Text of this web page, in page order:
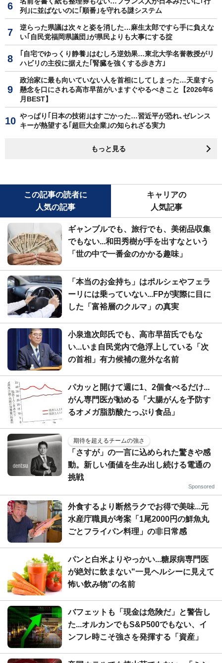
列｣に並ばないのに｢順番｣を守れる謎システム
逆らった県議は次々と姿を消した…麻生太郎ですら手に負えな
い｢自民党福岡県議団｣が県民よりも大事にする掟
｢自宅でゆっくり静養｣はむしろ逆効果…東北大学名誉教授がリ
ハビリの主役に据えた｢腎臓を強くする歩き方｣
政治家に最も向いていない人を首相にしてしまった…天皇すら
懸念を口にされる高市早苗がいますぐやるべきこと【2026年6
月BEST】
やっぱり｢日本の技術｣はすごかった…習近平が恐れ､ゼレンス
キーが熱望する｢超巨大企業｣の知られざる実力
もっと見る
この記事の読者に
人気の記事
キャリアの
人気記事
ギャンブルでも、旅行でも、美術品収集
でもない...和田秀樹が手を出すなという
「世の中で一番金のかかる趣味」
「本当のお金持ち」はポルシェやフェラ
ーリには乗っていない...FPが実際に目に
した「富裕層のクルマ」の真実
小泉進次郎氏でも、高市早苗氏でもな
い...いま自民党内で急浮上している「次
の首相」有力候補の意外な名前
パカッと開けて週に1、2個食べるだけ...
がん専門医が勧める「大腸がんを予防す
るオメガ脂肪酸たっぷり食品」
期待を超えるチームの強さ
「さすが」の一言に込められた驚きや感
動。新しい価値を生み出し続ける電通の
挑戦
Sponsored
外食するより断然ラクでお得で美味...元
水産庁職員が考案「1尾2000円の鮮魚丸
ごとフライパン料理」の非日常感
パンと白米よりやっかい...糖尿病専門医
が絶対に飲まない"一見ヘルシーに見えて
怖い飲み物"の名前
バフェットも「現金は危険だ」と警告し
た...オルカンでもS&P500でもない、イ
ンフレ時こそ強さを発揮する「資産」